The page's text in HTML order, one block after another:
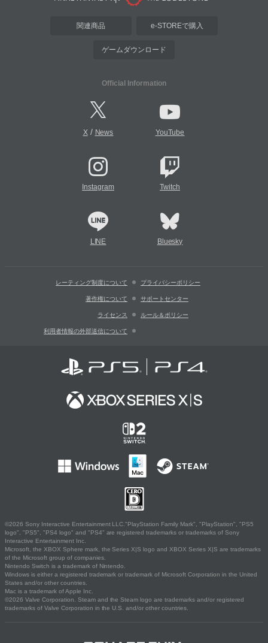
関連商品 e-STOREで購入
ゲームダウンロード
Official Information
X/ News YouTube
Instagram Twitch
LINE Bluesky
レーティング制度について プライバシーポリシー
著作権について サポートセンター
ライセンス ルール＆ポリシー
利用者情報の外部送信について
©2026 Sony Interactive Entertainment LLC."PlayStation Family Mark", "PlayStation", "PS5
logo", "PS5", "PS4 logo" and "PS4" are registered trademarks or trademarks of Sony
Interactive Entertainment Inc.
Microsoft, the XBOX Sphere mark, the Series X|S logo and XBOX Series X|S are trademarks
of the Microsoft group of companies.
Nintendo Switch is a trademark of Nintendo.
Windows is either a registered trademark or trademark of Microsoft Corporation in the United
States and/or other countries.
Mac is a trademark of Apple Inc.
©2026 Valve Corporation. Steam and the Steam logo are trademarks and/or registered
trademarks of Valve Corporation in the U.S. and/or other countries.